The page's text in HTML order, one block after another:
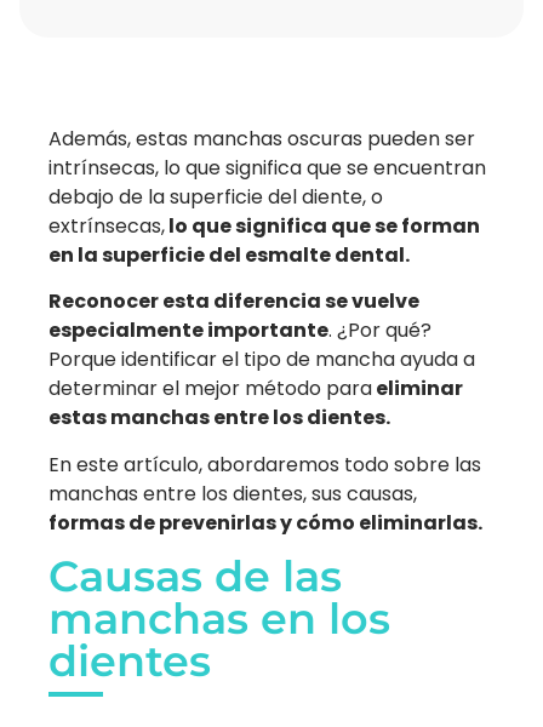
Además, estas manchas oscuras pueden ser
intrínsecas, lo que significa que se encuentran
debajo de la superficie del diente, o
extrínsecas,lo que significa que se forman
en la superficie del esmalte dental.
Reconocer esta diferencia se vuelve
especialmente importante. ¿Por qué?
Porque identificar el tipo de mancha ayuda a
determinar el mejor método paraeliminar
estas manchas entre los dientes.
En este artículo, abordaremos todo sobre las
manchas entre los dientes, sus causas,
formas de prevenirlas y cómo eliminarlas.
Causas de las
manchas en los
dientes